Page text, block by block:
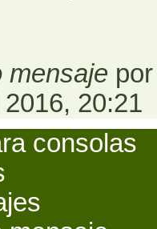
mensaje
20:21
consolas